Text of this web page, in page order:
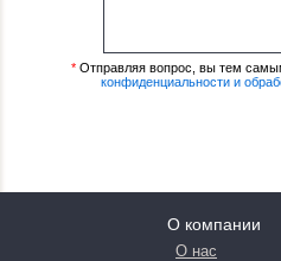
* Отправляя вопрос, вы тем
конфиденциальности и
О компании
О нас